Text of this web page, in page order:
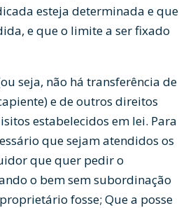
esteja determinada e que
e que o limite a ser fixado
seja, não há transferência de
e de outros direitos
estabelecidos em lei. Para
que sejam atendidos os
que quer pedir o
o bem sem subordinação
fosse; Que a posse